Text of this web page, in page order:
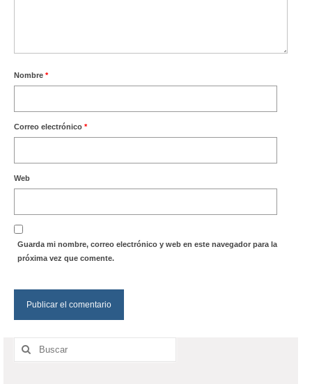
Nombre *
Correo electrónico *
Web
Guarda mi nombre, correo electrónico y web en este navegador para la
próxima vez que comente.
Buscar
por: